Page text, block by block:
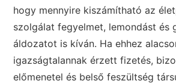
hogy mennyire kiszámítható az
szolgálat fegyelmet, lemondást és
áldozatot is kíván. Ha ehhez
igazságtalannak érzett fizetés,
előmenetel és belső feszültség